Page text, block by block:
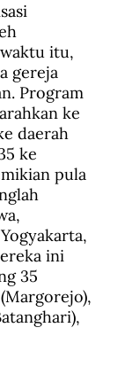
itu,
gereja
Program
ke
daerah
ke
pula
ini
35